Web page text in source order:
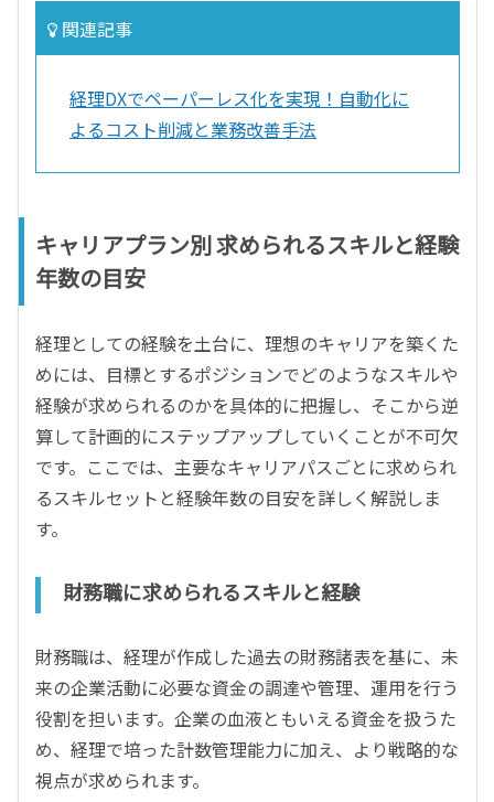
関連記事
経理DXでペーパーレス化を実現！自動化に
よるコスト削減と業務改善手法
キャリアプラン別 求められるスキルと経験
年数の目安
経理としての経験を土台に、理想のキャリアを築くた
めには、目標とするポジションでどのようなスキルや
経験が求められるのかを具体的に把握し、そこから逆
算して計画的にステップアップしていくことが不可欠
です。ここでは、主要なキャリアパスごとに求められ
るスキルセットと経験年数の目安を詳しく解説しま
す。
財務職に求められるスキルと経験
財務職は、経理が作成した過去の財務諸表を基に、未
来の企業活動に必要な資金の調達や管理、運用を行う
役割を担います。企業の血液ともいえる資金を扱うた
め、経理で培った計数管理能力に加え、より戦略的な
視点が求められます。